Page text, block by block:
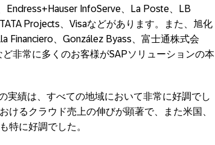
Endress+Hauser InfoServe、La Poste、LB
Projects、Visaなどがあります。また、旭化
Financiero、González Byass、富士通株式会
非常に多くのお客様がSAPソリューションの本
実績は、すべての地域において非常に好調でし
けるクラウド売上の伸びが顕著で、また米国、
特に好調でした。